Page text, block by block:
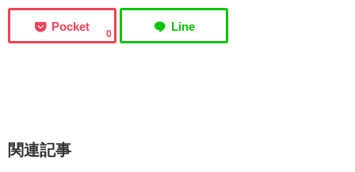
0
関連記事